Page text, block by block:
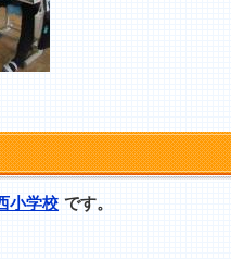
小学校 です。